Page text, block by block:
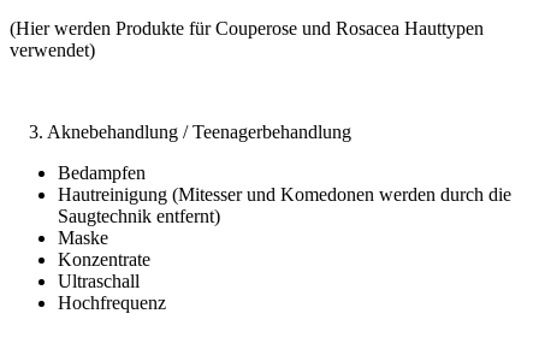
(Hier werden Produkte für Couperose und Rosacea Hauttypen
verwendet)
3. Aknebehandlung / Teenagerbehandlung
Bedampfen
Hautreinigung (Mitesser und Komedonen werden durch die
Saugtechnik entfernt)
Maske
Konzentrate
Ultraschall
Hochfrequenz